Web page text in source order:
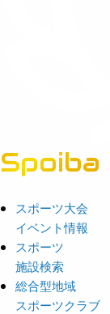
Spoiba
スポーツ大会
イベント情報
スポーツ
施設検索
総合型地域
スポーツクラブ